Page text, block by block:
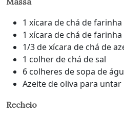
1 xícara de chá de farinha
1 xícara de chá de farinha
1/3 de xícara de chá de
1 colher de chá de sal
6 colheres de sopa de
Azeite de oliva para untar
Recheio